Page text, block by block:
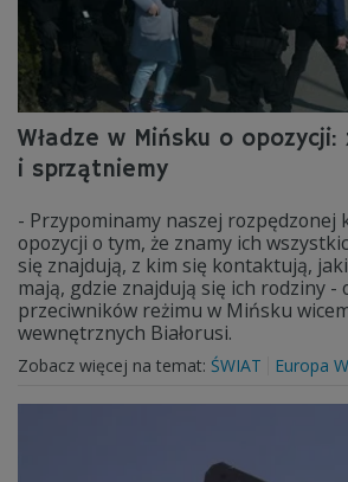
Władze w Mińsku o
i sprzątniemy
- Przypominamy naszej rozpędzonej
opozycji o tym, że znamy ich
się znajdują, z kim się kontaktują,
mają, gdzie znajdują się ich rodziny -
przeciwników reżimu w Mińsku
wewnętrznych Białorusi.
Zobacz więcej na temat: ŚWIAT Europa